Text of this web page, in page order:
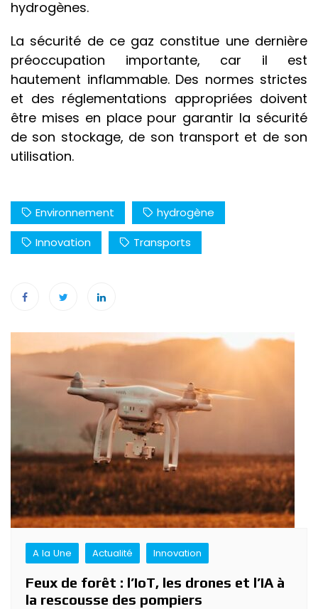
hydrogènes.
La sécurité de ce gaz constitue une dernière
préoccupation importante, car il est
hautement inflammable. Des normes strictes
et des réglementations appropriées doivent
être mises en place pour garantir la sécurité
de son stockage, de son transport et de son
utilisation.
Environnement
hydrogène
Innovation
Transports
Navigation
de
l’article
A la Une Actualité Innovation
Feux de forêt : l’IoT, les drones et l’IA à
la rescousse des pompiers